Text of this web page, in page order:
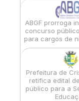
ABGF prorroga
concurso
para cargos de
Prefeitura de
retifica edital
público para a